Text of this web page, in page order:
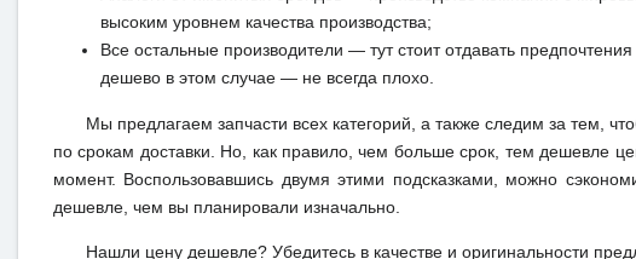
высоким уровнем качества производства;
Все остальные производители — тут стоит отдавать
дешево в этом случае — не всегда плохо.
Мы предлагаем запчасти всех категорий, а также следим за тем,
по срокам доставки. Но, как правило, чем больше срок, тем дешевле
момент. Воспользовавшись двумя этими подсказками, можно
дешевле, чем вы планировали изначально.
Нашли цену дешевле? Убедитесь в качестве и оригинальности